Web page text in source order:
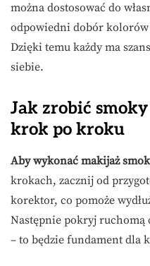
można dostosować do
odpowiedni dobór
Dzięki temu każdy ma
siebie.
Jak zrobić
krok po kroku
Aby wykonać makijaż
krokach, zacznij od
korektor, co pomoże
Następnie pokryj ruchomą
– to będzie fundament dla